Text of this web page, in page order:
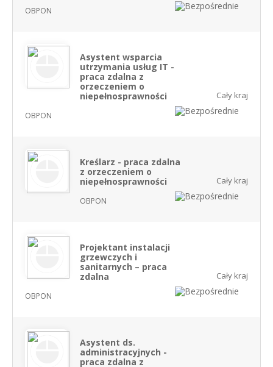
OBPON
Asystent wsparcia
utrzymania usług IT -
praca zdalna z
orzeczeniem o
niepełnosprawności
OBPON
Cały kraj
Kreślarz - praca zdalna
z orzeczeniem o
niepełnosprawności
OBPON
Cały kraj
Projektant instalacji
grzewczych i
sanitarnych – praca
zdalna
OBPON
Cały kraj
Asystent ds.
administracyjnych -
praca zdalna z